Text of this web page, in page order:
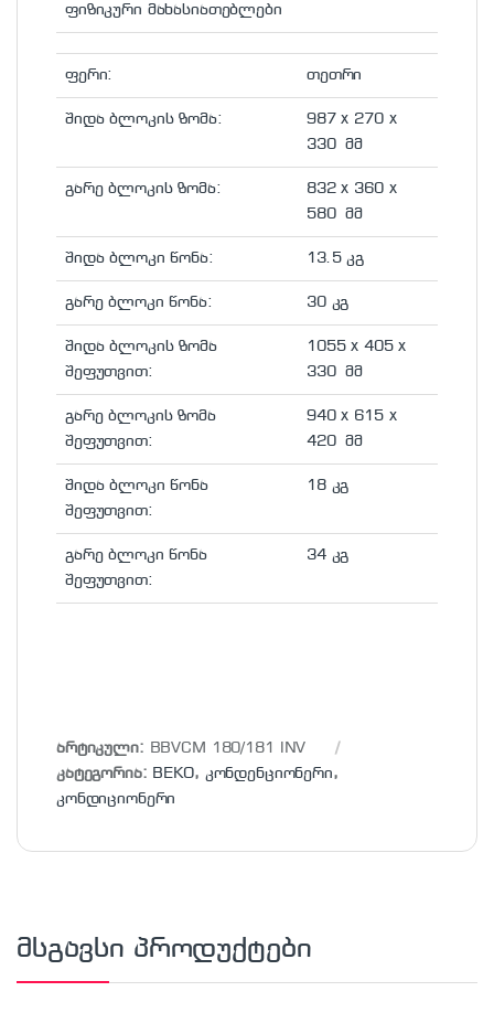
ფიზიკური მახასიათებლები
ფერი: თეთრი
შიდა ბლოკის ზომა:
987 x 270 x
330 მმ
გარე ბლოკის ზომა:
832 x 360 x
580 მმ
შიდა ბლოკი წონა: 13.5 კგ
გარე ბლოკი წონა: 30 კგ
შიდა ბლოკის ზომა
შეფუთვით:
1055 x 405 x
330 მმ
გარე ბლოკის ზომა
შეფუთვით:
940 x 615 x
420 მმ
შიდა ბლოკი წონა
შეფუთვით:
18 კგ
გარე ბლოკი წონა
შეფუთვით:
34 კგ
არტიკული: BBVCM 180/181 INV
კატეგორია: BEKO, კონდენციონერი,
კონდიციონერი
მსგავსი პროდუქტები